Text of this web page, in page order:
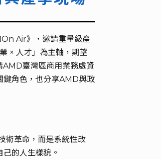
Air》，邀請重量級產
× 人才」為主軸，期望
AMD臺灣區商用業務處資
鍵角色，也分享AMD與政
術革命，而是系統性改
的人生樣貌。